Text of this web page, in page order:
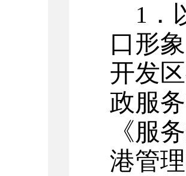
1
口形
开发
政服
《服
港管